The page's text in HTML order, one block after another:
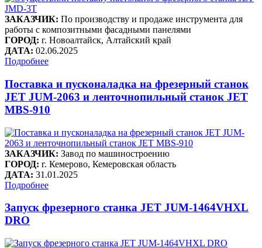
ЗАКАЗЧИК: По производству и продаже инструмента для
работы с композитными фасадными панелями
ГОРОД: г. Новоалтайск, Алтайский край
ДАТА: 02.06.2025
Подробнее
Поставка и пусконаладка на фрезерный станок
JET JUM-2063 и ленточнопильный станок JET
MBS-910
ЗАКАЗЧИК: Завод по машиностроению
ГОРОД: г. Кемерово, Кемеровская область
ДАТА: 31.01.2025
Подробнее
Запуск фрезерного станка JET JUM-1464VHXL
DRO